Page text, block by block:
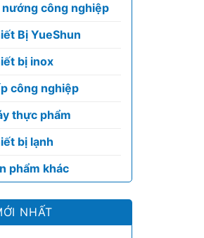
nướng công nghiệp
Bị YueShun
bị inox
công nghiệp
thực phẩm
bị lạnh
phẩm khác
NHẤT